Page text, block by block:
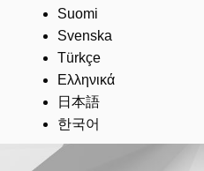
Suomi
Svenska
Türkçe
Ελληνικά
日本語
한국어